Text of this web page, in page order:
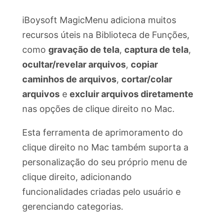
iBoysoft MagicMenu adiciona muitos
recursos úteis na Biblioteca de Funções,
como gravação de tela, captura de tela,
ocultar/revelar arquivos, copiar
caminhos de arquivos, cortar/colar
arquivos e excluir arquivos diretamente
nas opções de clique direito no Mac.
Esta ferramenta de aprimoramento do
clique direito no Mac também suporta a
personalização do seu próprio menu de
clique direito, adicionando
funcionalidades criadas pelo usuário e
gerenciando categorias.